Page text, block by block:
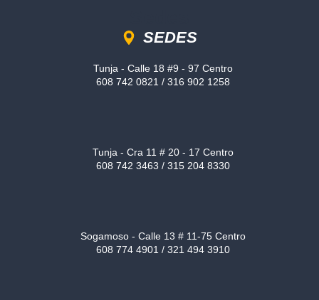
SEDES
Tunja - Calle 18 #9 - 97 Centro
608 742 0821 / 316 902 1258
Tunja - Cra 11 # 20 - 17 Centro
608 742 3463 / 315 204 8330
Sogamoso - Calle 13 # 11-75 Centro
608 774 4901 / 321 494 3910